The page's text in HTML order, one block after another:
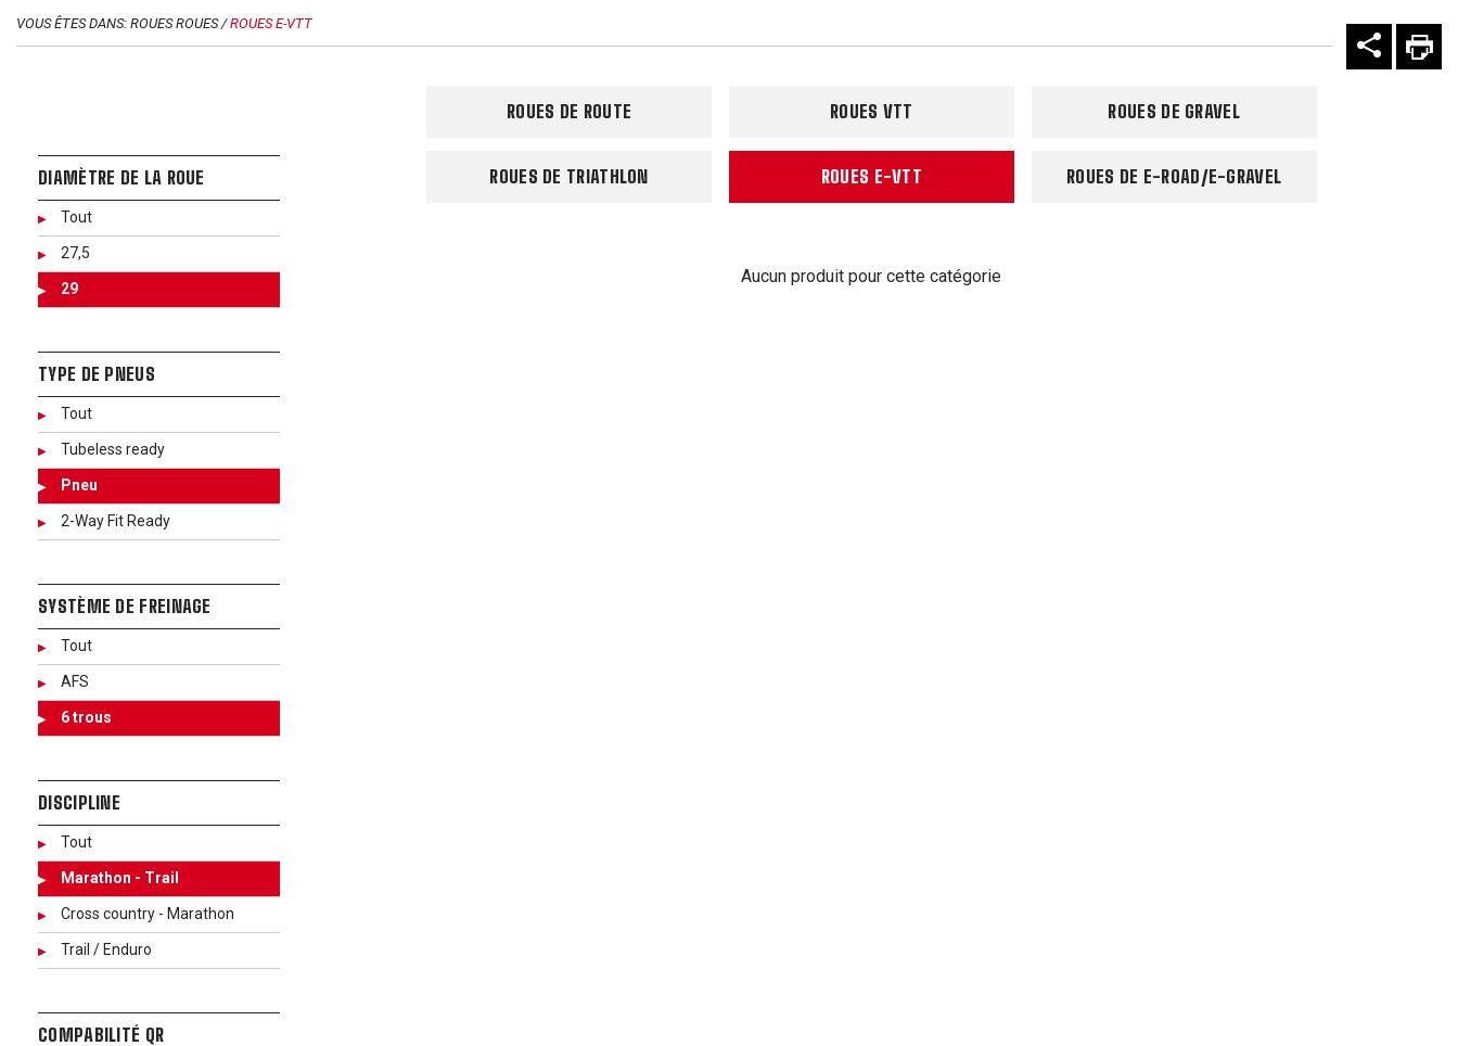
VOUS ÊTES DANS: ROUES ROUES /ROUES E-VTT
DIAMÈTRE DE LA ROUE
Tout
27,5
29
TYPE DE PNEUS
Tout
Tubeless ready
Pneu
2-Way Fit Ready
SYSTÈME DE FREINAGE
Tout
AFS
6 trous
DISCIPLINE
Tout
Marathon - Trail
Cross country - Marathon
Trail / Enduro
COMPABILITÉ QR
ROUES DE ROUTE ROUES VTT ROUES DE GRAVEL
ROUES DE TRIATHLON ROUES E-VTT ROUES DE E-ROAD/E-GRAVEL
Aucun produit pour cette catégorie